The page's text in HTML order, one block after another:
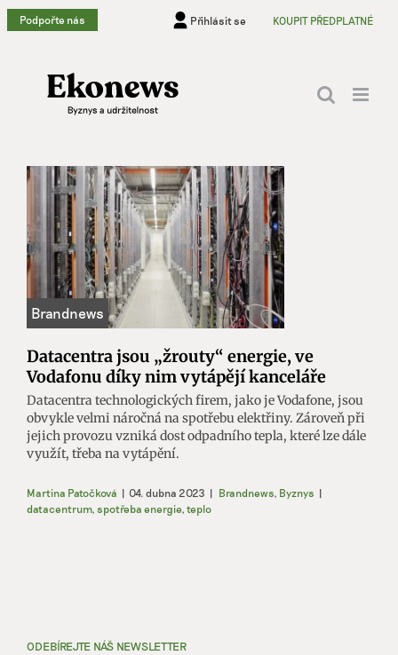
Přeskočit
na
Podpořte nás Přihlásit se KOUPIT PŘEDPLATNÉ
Datacentra jsou „žrouty“ energie, ve
Vodafonu díky nim vytápějí kanceláře
Datacentra technologických firem, jako je Vodafone, jsou
obvykle velmi náročná na spotřebu elektřiny. Zároveň při
jejich provozu vzniká dost odpadního tepla, které lze dále
využít, třeba na vytápění.
Martina Patočková | 04. dubna 2023 | Brandnews, Byznys |
datacentrum, spotřeba energie, teplo
ODEBÍREJTE NÁŠ NEWSLETTER